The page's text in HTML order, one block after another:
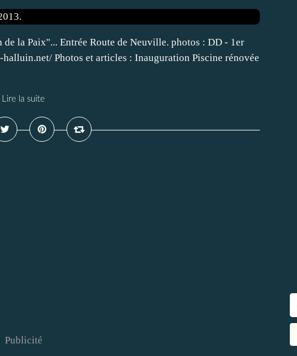
la Paix"... Entrée Route de Neuville. photos : DD - 1er
Photos et articles : Inauguration Piscine rénovée
Lire la suite
Publicité